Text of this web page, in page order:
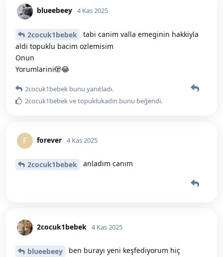
blueebeey 4 Kas 2025
2cocuk1bebek
tabi canim valla emeginin hakkiyla
aldi topuklu bacim ozlemisim
Onun
Yorumlarini🫣😂
2cocuk1bebek bunu yanıtladı.
2cocuk1bebekvetopuklukadin bunu beğendi.
F forever 4 Kas 2025
2cocuk1bebek anladım canım
2cocuk1bebek 4 Kas 2025
blueebeey
ben burayı yeni keşfediyorum hiç